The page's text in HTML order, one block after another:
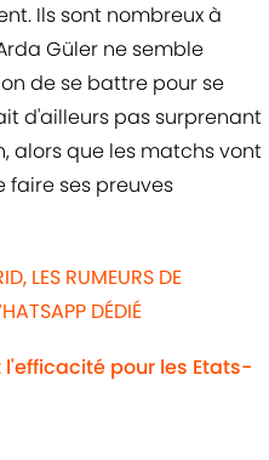
Ils sont nombreux à
Güler ne semble
de se battre pour se
d'ailleurs pas surprenant
alors que les matchs vont
faire ses preuves
LES RUMEURS DE
DÉDIÉ
pour les Etats-